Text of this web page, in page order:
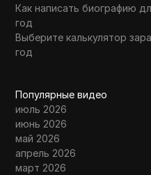
Как написать биографию
год
Выберите калькулятор
год
Популярные видео
июль 2026
июнь 2026
май 2026
апрель 2026
март 2026